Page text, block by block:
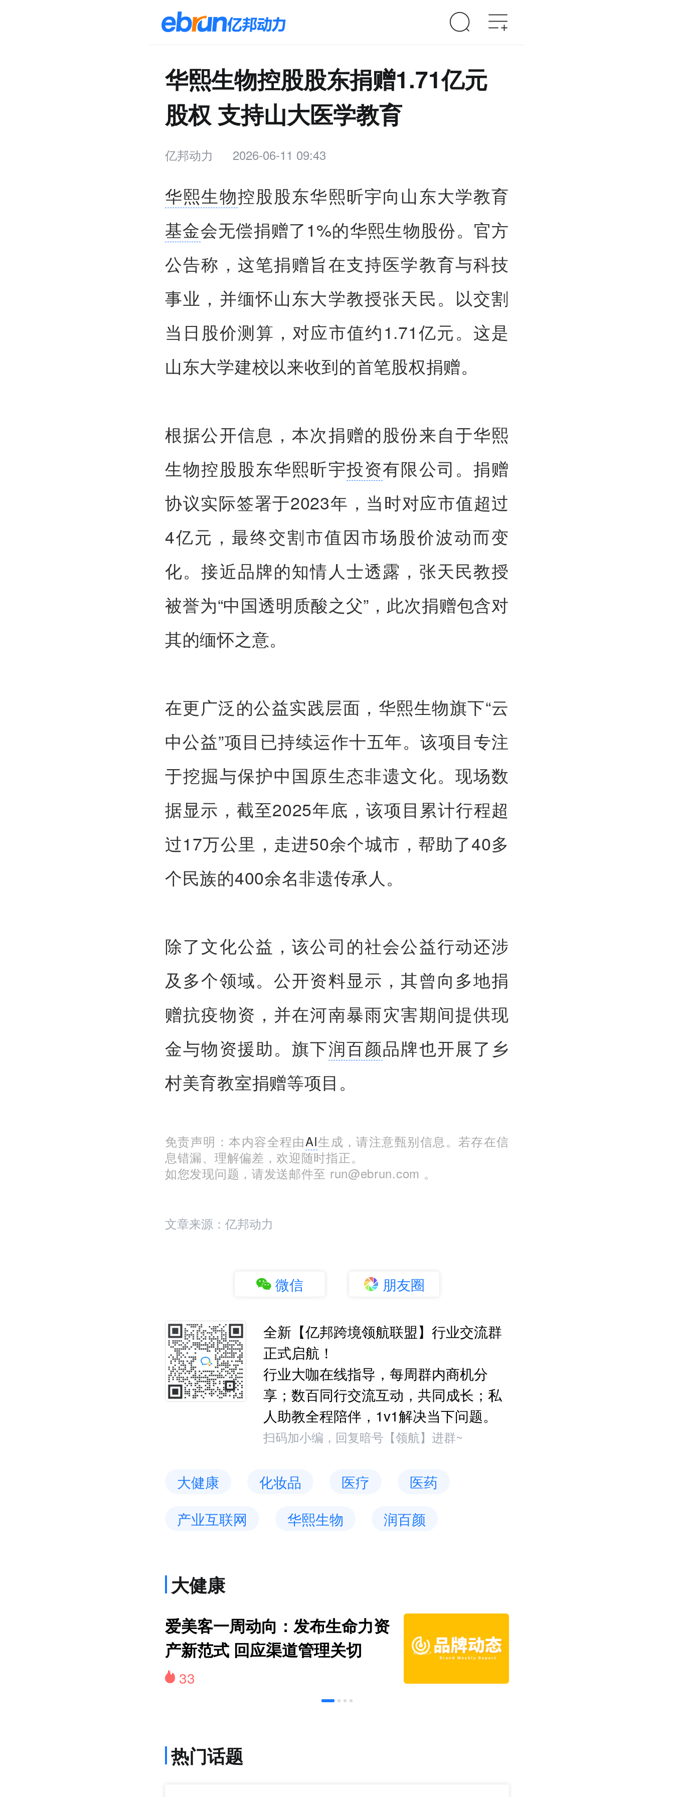
华熙生物控股股东捐赠1.71亿元
股权 支持山大医学教育
亿邦动力 2026-06-11 09:43
华熙生物控股股东华熙昕宇向山东大学教育
基金会无偿捐赠了1%的华熙生物股份。官方
公告称，这笔捐赠旨在支持医学教育与科技
事业，并缅怀山东大学教授张天民。以交割
当日股价测算，对应市值约1.71亿元。这是
山东大学建校以来收到的首笔股权捐赠。
根据公开信息，本次捐赠的股份来自于华熙
生物控股股东华熙昕宇投资有限公司。捐赠
协议实际签署于2023年，当时对应市值超过
4亿元，最终交割市值因市场股价波动而变
化。接近品牌的知情人士透露，张天民教授
被誉为“中国透明质酸之父”，此次捐赠包含对
其的缅怀之意。
在更广泛的公益实践层面，华熙生物旗下“云
中公益”项目已持续运作十五年。该项目专注
于挖掘与保护中国原生态非遗文化。现场数
据显示，截至2025年底，该项目累计行程超
过17万公里，走进50余个城市，帮助了40多
个民族的400余名非遗传承人。
除了文化公益，该公司的社会公益行动还涉
及多个领域。公开资料显示，其曾向多地捐
赠抗疫物资，并在河南暴雨灾害期间提供现
金与物资援助。旗下润百颜品牌也开展了乡
村美育教室捐赠等项目。
免责声明：本内容全程由AI生成，请注意甄别信息。若存在信
息错漏、理解偏差，欢迎随时指正。
如您发现问题，请发送邮件至 run@ebrun.com 。
文章来源：亿邦动力
微信 朋友圈
全新【亿邦跨境领航联盟】行业交流群
正式启航！
行业大咖在线指导，每周群内商机分
享；数百同行交流互动，共同成长；私
人助教全程陪伴，1v1解决当下问题。
扫码加小编，回复暗号【领航】进群~
大健康 化妆品 医疗
医药
产业互联网
华熙生物 润百颜
大健康
爱美客一周动向：发布生命力资
产新范式 回应渠道管理关切
33
热门话题